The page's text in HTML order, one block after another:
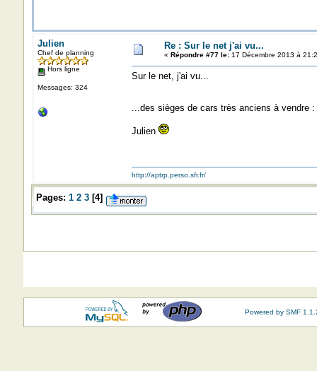
Julien
Chef de planning
Hors ligne
Messages: 324
Re : Sur le net j'ai vu...
« Répondre #77 le:17 Décembre 2013 à
Sur le net, j'ai vu...
...des sièges de cars très anciens à vendre :
Julien
http://aptrp.perso.sfr.fr/
Pages: 1 2 3[4]
Powered by SMF